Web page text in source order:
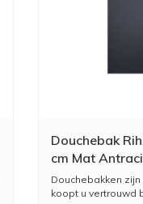
Douchebak
cm Mat
Douchebakken
koopt u vertrouwd